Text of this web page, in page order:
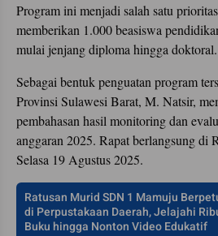
Program ini menjadi salah satu
memberikan 1.000 beasiswa
mulai jenjang diploma hingga doktoral.
Sebagai bentuk penguatan program
Provinsi Sulawesi Barat, M. Natsir,
pembahasan hasil monitoring dan
anggaran 2025. Rapat berlangsung di
Selasa 19 Agustus 2025.
Ratusan Murid SDN 1 Mamuju
di Perpustakaan Daerah, Jelajahi
Buku hingga Nonton Video Edukatif